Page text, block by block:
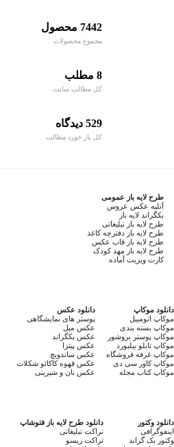
7442 محصول
مجموع محصولات
8 مطلب
کل مطالب سایت
529 دیدگاه
کل باز خورد مطالب
طرح لایه باز عمومی
آتلیه عکس عروس
بکگراند لایه باز
طرح لایه باز تبلیغاتی
طرح لایه باز دفترچه کاغذ
طرح لایه باز قاب عکس
طرح لایه باز مهد کودک
کارت ویزیت آماده
دانلود موکاپ
موکاپ اتومبیل
موکاپ بسته بندی
موکاپ پوستر بروشور
موکاپ تابلو بیلبورد
موکاپ غرفه فروشگاه
موکاپ کاور سی دی
موکاپ کتاب مجله
دانلود عکس
پوستر های نمایشگاهی
عکس مبل
عکس بکگراند
عکس پیتزا
عکس ساندویچ
عکس قهوه کاکائو شکلات
عکس نان و شیرینی
دانلود وکتور
اینفوگرافی
وکتور بک گراند
دانلود طرح لایه باز فتوشاپ
تراکت تبلیغاتی
تراکت ریسو